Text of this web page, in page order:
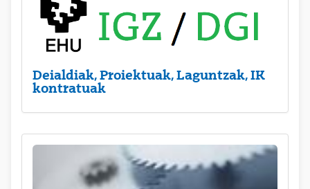
Deialdiak, Proiektuak, Laguntzak, IK
kontratuak